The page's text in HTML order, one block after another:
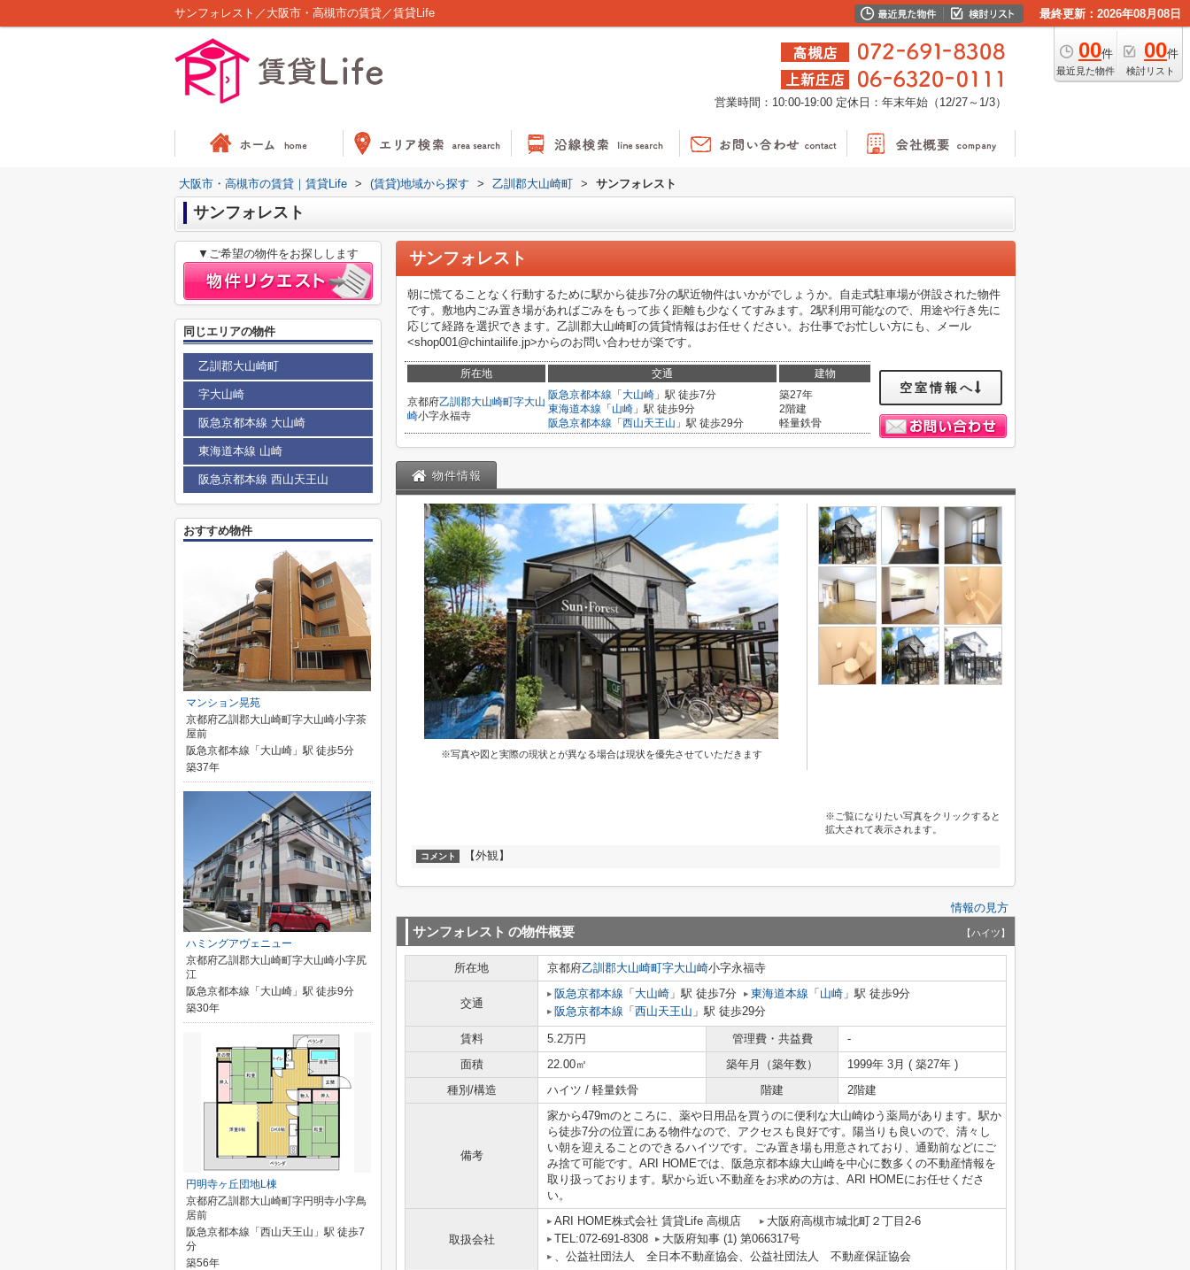
サンフォレスト／大阪市・高槻市の賃貸／賃貸Life 最終更新：2026年08月08日
00件
最近見た物件
00件
検討リスト
営業時間：10:00-19:00 定休日：年末年始（12/27～1/3）
大阪市・高槻市の賃貸｜賃貸Life > (賃貸)地域から探す > 乙訓郡大山崎町 > サンフォレスト
サンフォレスト
サンフォレスト
朝に慌てることなく行動するために駅から徒歩7分の駅近物件はいかがでしょうか。自走式駐車場が併設された物件
です。敷地内ごみ置き場があればごみをもって歩く距離も少なくてすみます。2駅利用可能なので、用途や行き先に
応じて経路を選択できます。乙訓郡大山崎町の賃貸情報はお任せください。お仕事でお忙しい方にも、メール
<shop001@chintailife.jp>からのお問い合わせが楽です。
所在地 交通 建物
京都府乙訓郡大山崎町字大山
崎小字永福寺
阪急京都本線 「 大山崎 」駅 徒歩7分
東海道本線 「 山崎 」駅 徒歩9分
阪急京都本線 「 西山天王山 」駅 徒歩29分
築27年
2階建
軽量鉄骨
空室情報へ
物件情報
※写真や図と実際の現状とが異なる場合は現状を優先させていただきます
※ご覧になりたい写真をクリックすると
拡大されて表示されます。
コメント 【外観】
情報の見方
サンフォレスト の物件概要 【ハイツ】
所在地 京都府乙訓郡大山崎町字大山崎小字永福寺
交通
阪急京都本線 「 大山崎 」駅 徒歩7分 東海道本線 「 山崎 」駅 徒歩9分
阪急京都本線 「 西山天王山 」駅 徒歩29分
賃料 5.2万円 管理費・共益費
-
面積
22.00㎡ 築年月（築年数）
1999年 3月 ( 築27年 )
種別/構造
ハイツ / 軽量鉄骨 階建 2階建
備考
家から479mのところに、薬や日用品を買うのに便利な大山崎ゆう薬局があります。駅か
ら徒歩7分の位置にある物件なので、アクセスも良好です。陽当りも良いので、清々し
い朝を迎えることのできるハイツです。ごみ置き場も用意されており、通勤前などにご
み捨て可能です。ARI HOMEでは、阪急京都本線大山崎を中心に数多くの不動産情報を
取り扱っております。駅から近い不動産をお求めの方は、ARI HOMEにお任せくださ
い。
取扱会社
ARI HOME株式会社 賃貸Life 高槻店
大阪府高槻市城北町２丁目2-6
TEL:072-691-8308
大阪府知事 (1) 第066317号
、公益社団法人 全日本不動産協会、公益社団法人 不動産保証協会
▼ご希望の物件をお探しします
同じエリアの物件
乙訓郡大山崎町
字大山崎
阪急京都本線 大山崎
東海道本線 山崎
阪急京都本線 西山天王山
おすすめ物件
マンション晃苑
京都府乙訓郡大山崎町字大山崎小字茶
屋前
阪急京都本線「大山崎」駅 徒歩5分
築37年
ハミングアヴェニュー
京都府乙訓郡大山崎町字大山崎小字尻
江
阪急京都本線「大山崎」駅 徒歩9分
築30年
円明寺ヶ丘団地L棟
京都府乙訓郡大山崎町字円明寺小字鳥
居前
阪急京都本線「西山天王山」駅 徒歩7
分
築56年